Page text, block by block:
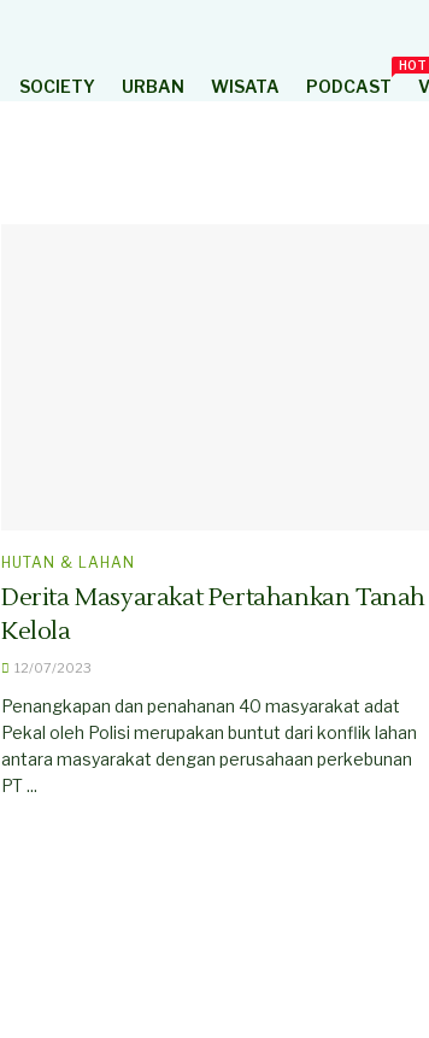
SOCIETY URBAN WISATA PODCAST
HOT
HUTAN & LAHAN
Derita Masyarakat Pertahankan Tanah
Kelola
12/07/2023
Penangkapan dan penahanan 40 masyarakat adat
Pekal oleh Polisi merupakan buntut dari konflik lahan
antara masyarakat dengan perusahaan perkebunan
PT ...